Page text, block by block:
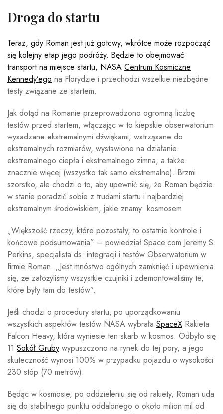
Droga do startu
Teraz, gdy Roman jest już gotowy, wkrótce może rozpocząć
się kolejny etap jego podróży. Będzie to obejmować
transport na miejsce startu, NASA Centrum Kosmiczne
Kennedy’ego na Florydzie i przechodzi wszelkie niezbędne
testy związane ze startem.
Jak dotąd na Romanie przeprowadzono ogromną liczbę
testów przed startem, włączając w to kiepskie obserwatorium
wysadzane ekstremalnymi dźwiękami, wstrząsane do
ekstremalnych rozmiarów, wystawione na działanie
ekstremalnego ciepła i ekstremalnego zimna, a także
znacznie więcej (wszystko tak samo ekstremalne). Brzmi
szorstko, ale chodzi o to, aby upewnić się, że Roman będzie
w stanie poradzić sobie z trudami startu i najbardziej
ekstremalnym środowiskiem, jakie znamy: kosmosem.
„Większość rzeczy, które pozostały, to ostatnie kontrole i
końcowe podsumowania” – powiedział Space.com Jeremy S.
Perkins, specjalista ds. integracji i testów Obserwatorium w
firmie Roman. „Jest mnóstwo ogólnych zamknięć i upewnienia
się, że założyliśmy wszystkie czujniki i zdemontowaliśmy te,
które były tam do testów”.
Jeśli chodzi o procedury startu, po uporządkowaniu
wszystkich aspektów testów NASA wybrała SpaceX Rakieta
Falcon Heavy, która wyniesie ten skarb w kosmos. Odbyło się
11 Sokół Gruby wypuszczono na rynek do tej pory, a jego
skuteczność wynosi 100% w przypadku pojazdu o wysokości
230 stóp (70 metrów).
Będąc w kosmosie, po oddzieleniu się od rakiety, Roman uda
się do stabilnego punktu oddalonego o około milion mil od